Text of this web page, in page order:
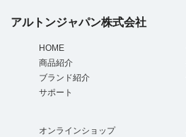
アルトンジャパン株式会社
HOME
商品紹介
ブランド紹介
サポート
オンラインショップ